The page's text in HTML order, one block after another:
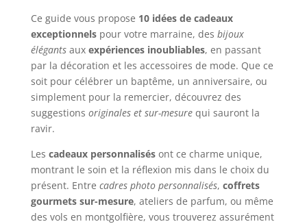
Ce guide vous propose 10 idées de cadeaux
exceptionnelspour votre marraine, des bijoux
élégantsaux expériences inoubliables, en passant
par la décoration et les accessoires de mode. Que ce
soit pour célébrer un baptême, un anniversaire, ou
simplement pour la remercier, découvrez des
suggestions originales et sur-mesurequi sauront la
ravir.
Les cadeaux personnalisésont ce charme unique,
montrant le soin et la réflexion mis dans le choix du
présent. Entre cadres photo personnalisés, coffrets
gourmets sur-mesure, ateliers de parfum, ou même
des vols en montgolfière, vous trouverez assurément